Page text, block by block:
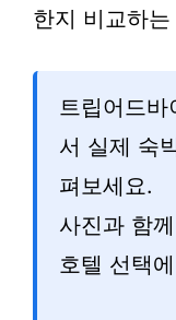
한지 비교하
트립어드바
서 실제 숙
펴보세요.
사진과 함
호텔 선택